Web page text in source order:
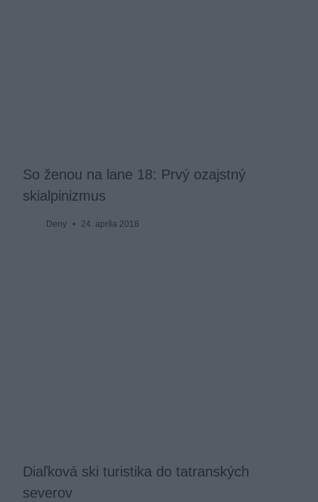
So ženou na lane 18: Prvý ozajstný
skialpinizmus
Deny 24. apríla 2018
Diaľková ski turistika do tatranských
severov